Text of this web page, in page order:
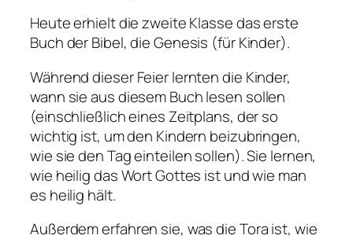
Heute erhielt die zweite Klasse das erste
Buch der Bibel, die Genesis (für Kinder).
Während dieser Feier lernten die Kinder,
wann sie aus diesem Buch lesen sollen
(einschließlich eines Zeitplans, der so
wichtig ist, um den Kindern beizubringen,
wie sie den Tag einteilen sollen). Sie lernen,
wie heilig das Wort Gottes ist und wie man
es heilig hält.
Außerdem erfahren sie, was die Tora ist, wie